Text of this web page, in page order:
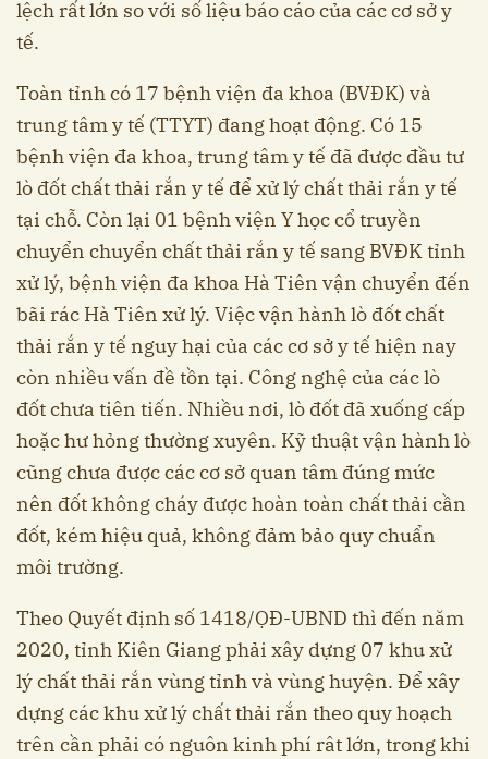
lệch rất lớn so với số liệu báo cáo của các cơ sở y
tế.
Toàn tỉnh có 17 bệnh viện đa khoa (BVĐK) và
trung tâm y tế (TTYT) đang hoạt động. Có 15
bệnh viện đa khoa, trung tâm y tế đã được đầu tư
lò đốt chất thải rắn y tế để xử lý chất thải rắn y tế
tại chỗ. Còn lại 01 bệnh viện Y học cổ truyền
chuyển chuyển chất thải rắn y tế sang BVĐK tỉnh
xử lý, bệnh viện đa khoa Hà Tiên vận chuyển đến
bãi rác Hà Tiên xử lý. Việc vận hành lò đốt chất
thải rắn y tế nguy hại của các cơ sở y tế hiện nay
còn nhiều vấn đề tồn tại. Công nghệ của các lò
đốt chưa tiên tiến. Nhiều nơi, lò đốt đã xuống cấp
hoặc hư hỏng thường xuyên. Kỹ thuật vận hành lò
cũng chưa được các cơ sở quan tâm đúng mức
nên đốt không cháy được hoàn toàn chất thải cần
đốt, kém hiệu quả, không đảm bảo quy chuẩn
môi trường.
Theo Quyết định số 1418/ỌĐ-UBND thì đến năm
2020, tỉnh Kiên Giang phải xây dựng 07 khu xử
lý chất thải rắn vùng tỉnh và vùng huyện. Để xây
dựng các khu xử lý chất thải rắn theo quy hoạch
trên cần phải có nguôn kinh phí rât lớn, trong khi